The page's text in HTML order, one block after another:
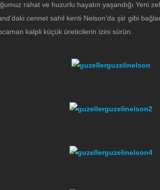
rahat ve huzurlu hayatın yaşandığı Yeni
cennet sahil kenti Nelson’da şiir gibi
kalpli küçük üreticilerin izini sürün.